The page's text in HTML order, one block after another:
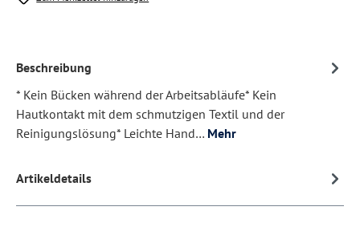
Beschreibung
* Kein Bücken während der Arbeitsabläufe* Kein
Hautkontakt mit dem schmutzigen Textil und der
Reinigungslösung* Leichte Hand… Mehr
Artikeldetails